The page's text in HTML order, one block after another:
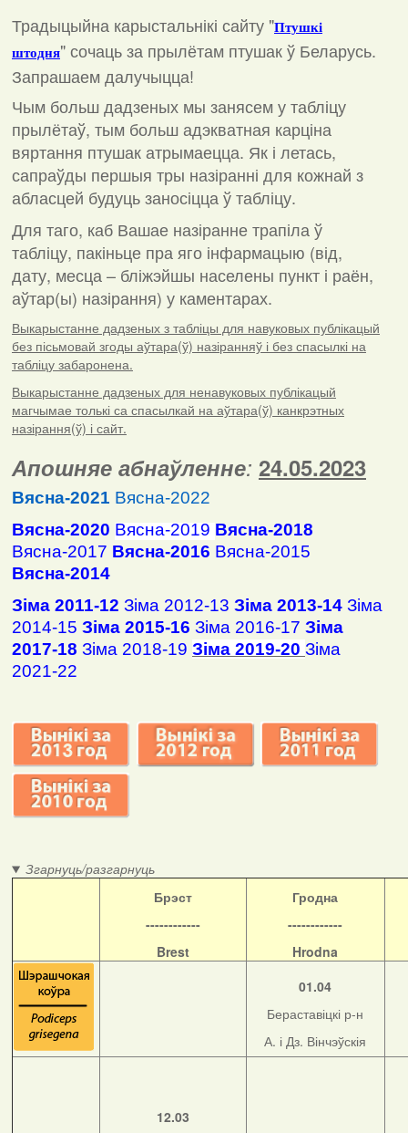
Традыцыйна карыстальнікі сайту "Птушкі
штодня"сочаць за прылётам птушак ў Беларусь.
Запрашаем далучыцца!
Чым больш дадзеных мы занясем у табліцу
прылётаў, тым больш адэкватная карціна
вяртання птушак атрымаецца. Як і летась,
сапраўды першыя тры назіранні для кожнай з
абласцей будуць заносіцца ў табліцу.
Для таго, каб Вашае назіранне трапіла ў
табліцу, пакіньце пра яго інфармацыю (від,
дату, месца – бліжэйшы населены пункт і раён,
аўтар(ы) назірання) у каментарах.
Выкарыстанне дадзеных з табліцы для навуковых публікацый
без пісьмовай згоды аўтара(ў) назіранняў і без спасылкі на
табліцу забаронена.
Выкарыстанне дадзеных для ненавуковых публікацый
магчымае толькі са спасылкай на аўтара(ў) канкрэтных
назірання(ў) і сайт.
Апошняе абнаўленне: 24.05.2023
Вясна-2021 Вясна-2022
Вясна-2020 Вясна-2019 Вясна-2018
Вясна-2017 Вясна-2016 Вясна-2015
Вясна-2014
Зіма 2011-12 Зіма 2012-13 Зіма 2013-14 Зіма
2014-15 Зіма 2015-16 Зіма 2016-17 Зіма
2017-18 Зіма 2018-19 Зіма 2019-20 Зіма
2021-22
Згарнуць/разгарнуць
Брэст
------------
Brest
Гродна
------------
Hrodna
01.04
Бераставіцкі р-н
А. і Дз. Вінчэўскія
12.03